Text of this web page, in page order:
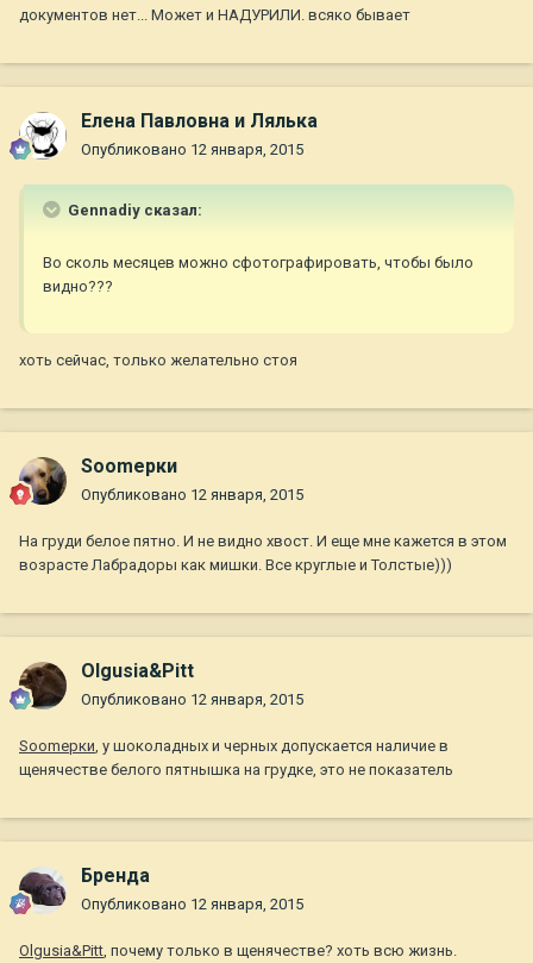
документов нет... Может и НАДУРИЛИ. всяко бывает
Елена Павловна и Лялька
Опубликовано 12 января, 2015
Gennadiy сказал:
Во сколь месяцев можно сфотографировать, чтобы было
видно???
хоть сейчас, только желательно стоя
Soomерки
Опубликовано 12 января, 2015
На груди белое пятно. И не видно хвост. И еще мне кажется в этом
возрасте Лабрадоры как мишки. Все круглые и Толстые)))
Olgusia&Pitt
Опубликовано 12 января, 2015
Soomерки, у шоколадных и черных допускается наличие в
щенячестве белого пятнышка на грудке, это не показатель
Бренда
Опубликовано 12 января, 2015
Olgusia&Pitt, почему только в щенячестве? хоть всю жизнь.